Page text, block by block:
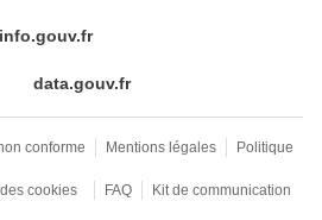
info.gouv.fr
data.gouv.fr
conforme Mentions légales Politique
cookies FAQ Kit de communication